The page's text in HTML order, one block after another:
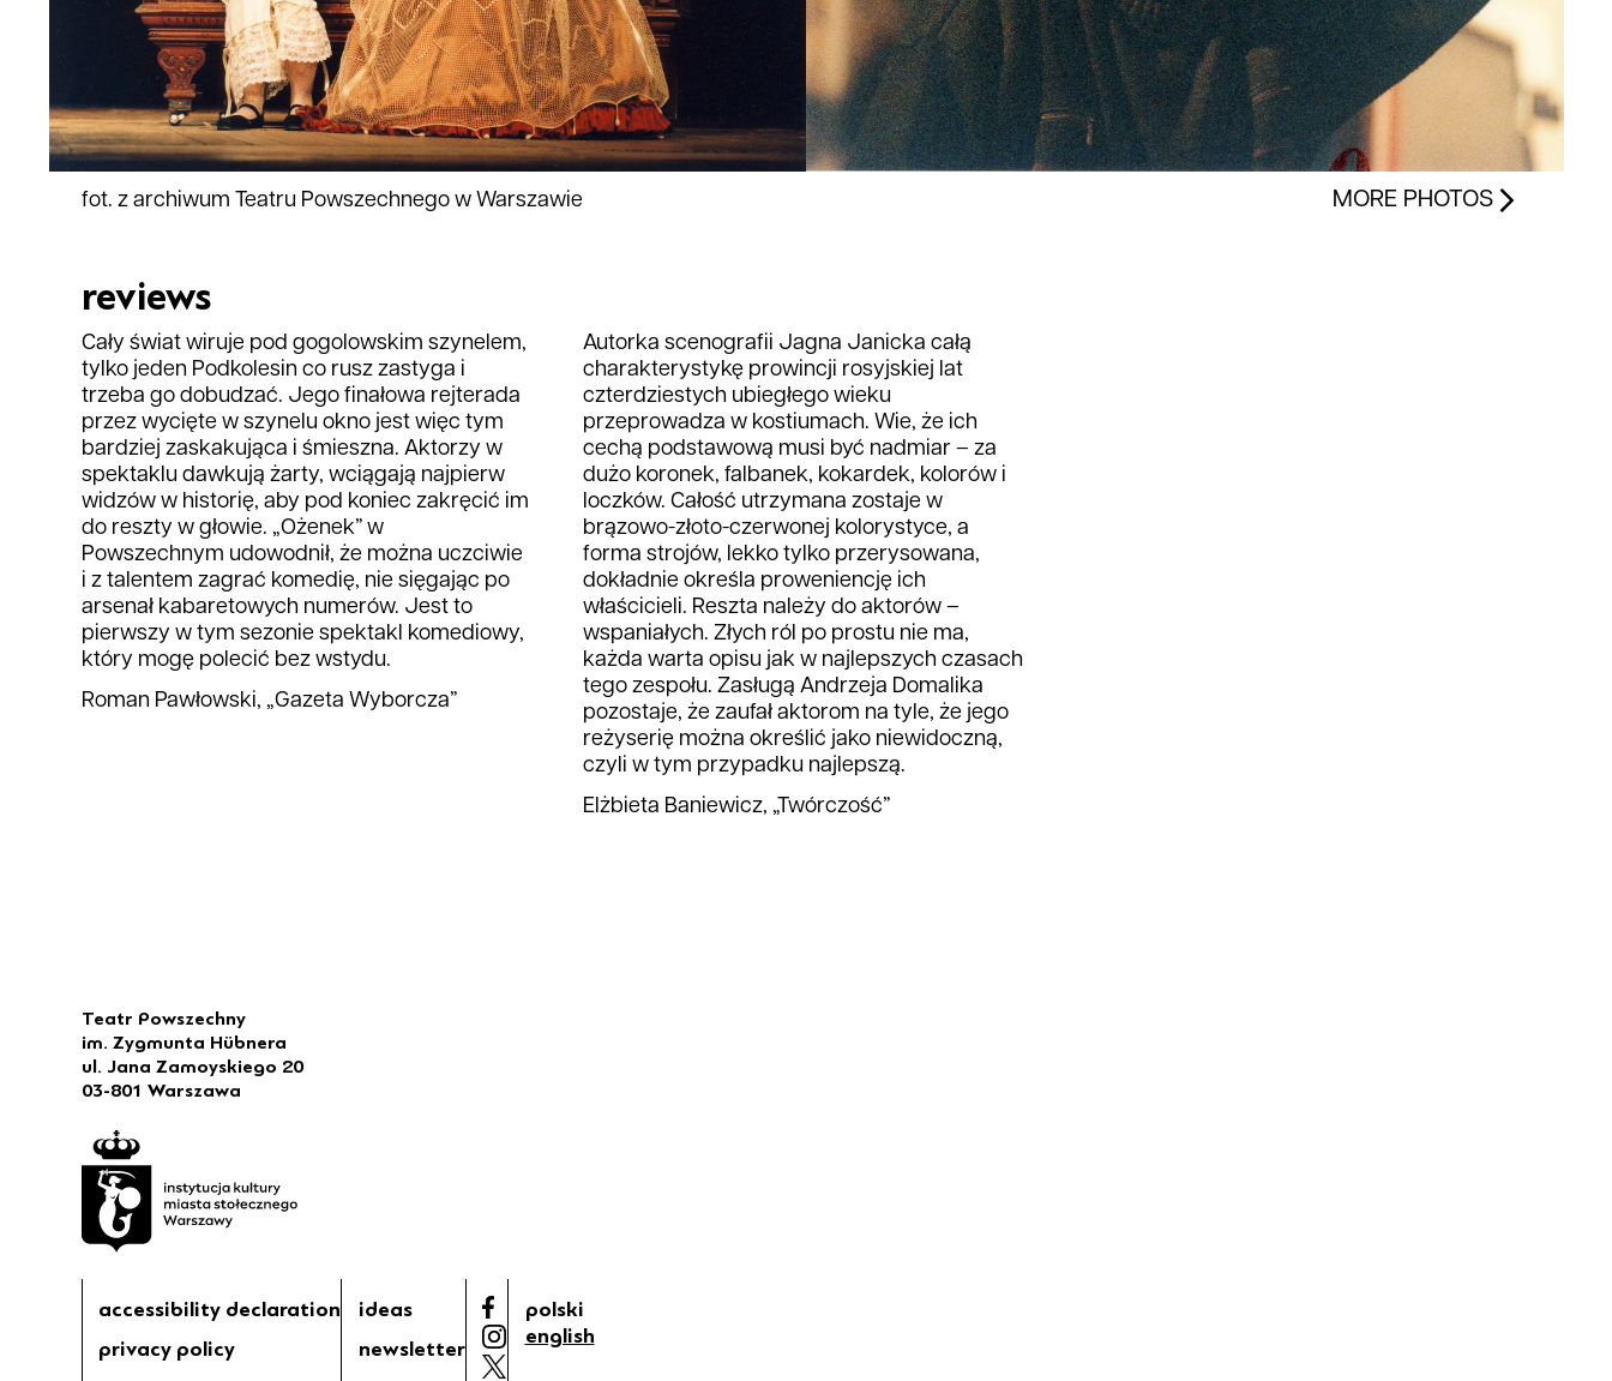
fot. z archiwum Teatru Powszechnego w Warszawie MORE PHOTOS
reviews
Cały świat wiruje pod gogolowskim szynelem,
tylko jeden Podkolesin co rusz zastyga i
trzeba go dobudzać. Jego finałowa rejterada
przez wycięte w szynelu okno jest więc tym
bardziej zaskakująca i śmieszna. Aktorzy w
spektaklu dawkują żarty, wciągają najpierw
widzów w historię, aby pod koniec zakręcić im
do reszty w głowie. „Ożenek” w
Powszechnym udowodnił, że można uczciwie
i z talentem zagrać komedię, nie sięgając po
arsenał kabaretowych numerów. Jest to
pierwszy w tym sezonie spektakl komediowy,
który mogę polecić bez wstydu.
Roman Pawłowski, „Gazeta Wyborcza”
Autorka scenografii Jagna Janicka całą
charakterystykę prowincji rosyjskiej lat
czterdziestych ubiegłego wieku
przeprowadza w kostiumach. Wie, że ich
cechą podstawową musi być nadmiar – za
dużo koronek, falbanek, kokardek, kolorów i
loczków. Całość utrzymana zostaje w
brązowo-złoto-czerwonej kolorystyce, a
forma strojów, lekko tylko przerysowana,
dokładnie określa proweniencję ich
właścicieli. Reszta należy do aktorów –
wspaniałych. Złych ról po prostu nie ma,
każda warta opisu jak w najlepszych czasach
tego zespołu. Zasługą Andrzeja Domalika
pozostaje, że zaufał aktorom na tyle, że jego
reżyserię można określić jako niewidoczną,
czyli w tym przypadku najlepszą.
Elżbieta Baniewicz, „Twórczość”
Teatr Powszechny
im. Zygmunta Hübnera
ul. Jana Zamoyskiego 20
03-801 Warszawa
accessibility declaration
privacy policy
ideas
newsletter
polski
english